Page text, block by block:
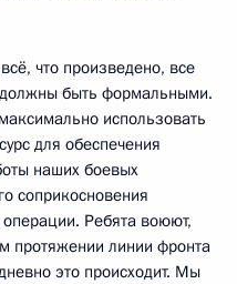
что произведено, все
быть формальными.
использовать
для обеспечения
наших боевых
соприкосновения
Ребята воюют,
протяжении линии фронта
это происходит. Мы